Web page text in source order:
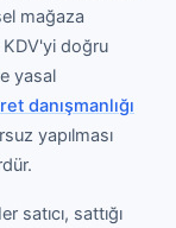
mağaza
doğru
yasal
danışmanlığı
yapılması
satıcı, sattığı